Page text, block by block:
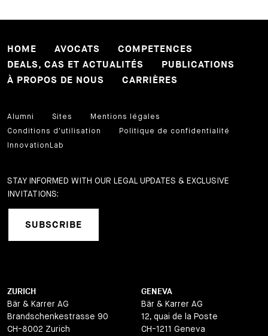
HOME AVOCATS
COMPETENCES
DEALS, CAS ET ACTUALITÉS
PUBLICATIONS
À PROPOS DE NOUS
CARRIÈRES
Alumni Sites
Mentions légales
Conditions d'utilisation
Politique de confidentialité
InnovationLab
STAY INFORMED WITH OUR LEGAL UPDATES & EXCLUSIVE
INVITATIONS:
SUBSCRIBE
ZURICH
Bär & Karrer AG
Brandschenkestrasse 90
CH-8002 Zurich
GENEVA
Bär & Karrer AG
12, quai de la Poste
CH-1211 Geneva